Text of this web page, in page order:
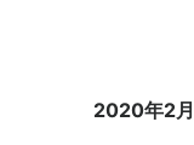
2020年2